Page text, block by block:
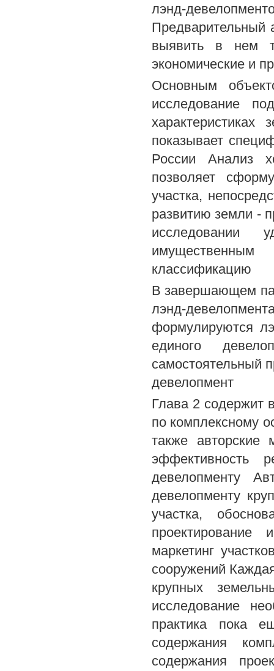
лэнд-
Предварительный
выявить в нем
экономические и
Основным
исследование
показывает
России Анализ
позволяет
участка,
развитию земли -
исследовании
классификацию
В завершающем
лэнд-
формулируются
единого
самостоятельный
девелопмент
Глава 2 содержит
по комплексному
также авторские
эффективность
девелопменту
девелопменту
участка,
проектирование
маркетинг
сооружений
крупных
исследование
практика пока
содержания
содержания